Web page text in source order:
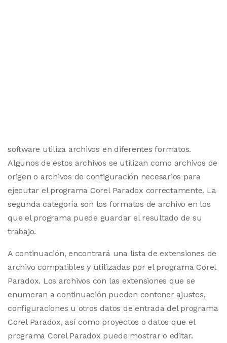
software utiliza archivos en diferentes formatos.
Algunos de estos archivos se utilizan como archivos de
origen o archivos de configuración necesarios para
ejecutar el programa Corel Paradox correctamente. La
segunda categoría son los formatos de archivo en los
que el programa puede guardar el resultado de su
trabajo.
A continuación, encontrará una lista de extensiones de
archivo compatibles y utilizadas por el programa Corel
Paradox. Los archivos con las extensiones que se
enumeran a continuación pueden contener ajustes,
configuraciones u otros datos de entrada del programa
Corel Paradox, así como proyectos o datos que el
programa Corel Paradox puede mostrar o editar.